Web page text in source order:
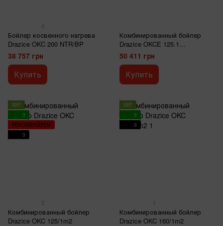
4
Бойлер косвенного нагрева
Drazice OKC 200 NTR/BP
38 757 грн
Купить
Комбинированный бойлер
Drazice OKCE 125.1
NTR/HV/2,2 kW
50 411 грн
Купить
ХИТ
3
РЕКОМЕНДУЕМ
3
2
Комбинированный бойлер
Drazice OKC 125/1m2
ХИТ
3
3
1
Комбинированный бойлер
Drazice OKC 160/1m2